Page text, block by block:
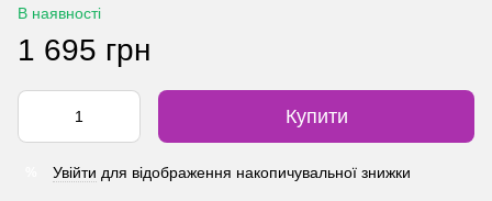
В наявності
1 695 грн
Купити
Увійти для відображення накопичувальної знижки